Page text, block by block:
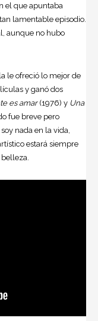
el que apuntaba
lamentable episodio.
aunque no hubo
le ofreció lo mejor de
y ganó dos
es amar (1976) y Una
fue breve pero
nada en la vida,
estará siempre